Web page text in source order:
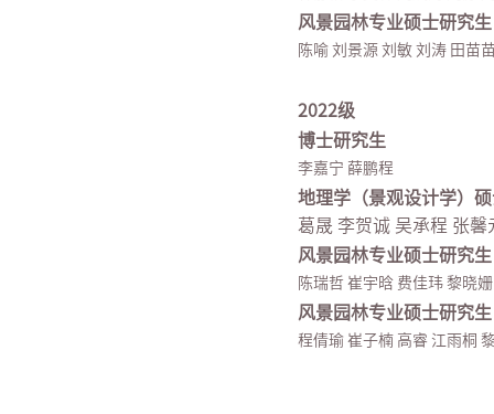
风景园林专业硕士研究
陈喻 刘景源 刘敏 刘涛 田苗
2022级
博士研究生
李嘉宁 薛鹏程
地理学（景观设计学）
葛晟 李贺诚 吴承程 张馨
风景园林专业硕士研究
陈瑞哲 崔宇晗 费佳玮 黎晓
风景园林专业硕士研究
程倩瑜 崔子楠 高睿 江雨桐